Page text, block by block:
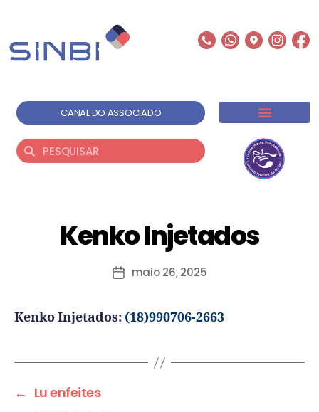
CANAL DO ASSOCIADO
Kenko Injetados
maio 26, 2025
Kenko Injetados: (18)990706-2663
← Lu enfeites